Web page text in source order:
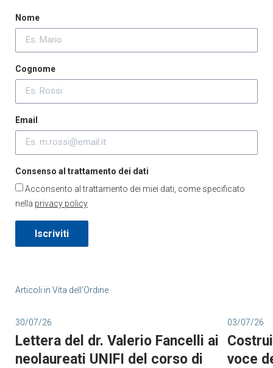
Nome
Cognome
Email
Consenso al trattamento dei dati
Acconsento al trattamento dei miei dati, come specificato
nella privacy policy
Iscriviti
Articoli in Vita dell'Ordine
30/07/26
Lettera del dr. Valerio Fancelli ai
neolaureati UNIFI del corso di
03/07/26
voce